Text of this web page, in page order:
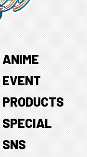
ANIME
EVENT
PRODUCTS
SPECIAL
SNS